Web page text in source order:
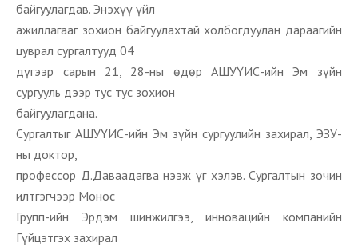
байгуулагдав. Энэхүү үйл
ажиллагааг зохион байгуулахтай холбогдуулан дараагийн
цуврал сургалтууд 04
дүгээр сарын 21, 28-ны өдөр АШУҮИС-ийн Эм зүйн
сургууль дээр тус тус зохион
байгуулагдана.
Сургалтыг АШУҮИС-ийн Эм зүйн сургуулийн захирал, ЭЗУ-
ны доктор,
профессор Д.Даваадагва нээж үг хэлэв. Сургалтын зочин
илтгэгчээр Монос
Групп-ийн Эрдэм шинжилгээ, инновацийн компанийн
Гүйцэтгэх захирал